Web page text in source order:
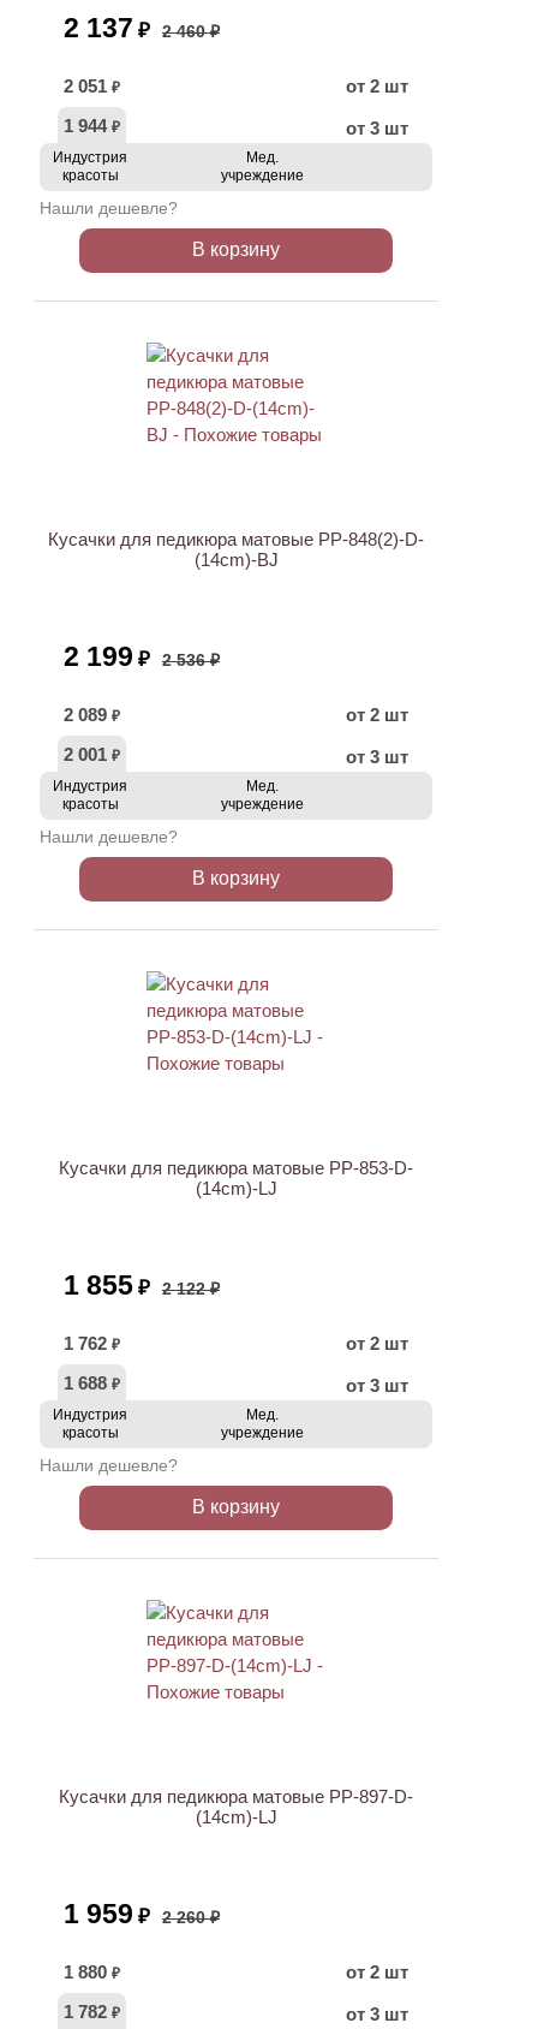
2 137 ₽ 2 460 ₽
2 051 ₽
от 2 шт
1 944 ₽ от 3 шт
Индустрия
красоты
Мед.
учреждение
Нашли дешевле?
В корзину
Кусачки для педикюра матовые PP-848(2)-D-
(14cm)-BJ
2 199 ₽ 2 536 ₽
2 089 ₽
от 2 шт
2 001 ₽ от 3 шт
Индустрия
красоты
Мед.
учреждение
Нашли дешевле?
В корзину
Кусачки для педикюра матовые PP-853-D-
(14cm)-LJ
1 855 ₽ 2 122 ₽
1 762 ₽
от 2 шт
1 688 ₽ от 3 шт
Индустрия
красоты
Мед.
учреждение
Нашли дешевле?
В корзину
Кусачки для педикюра матовые PP-897-D-
(14cm)-LJ
1 959 ₽ 2 260 ₽
1 880 ₽
от 2 шт
1 782 ₽ от 3 шт